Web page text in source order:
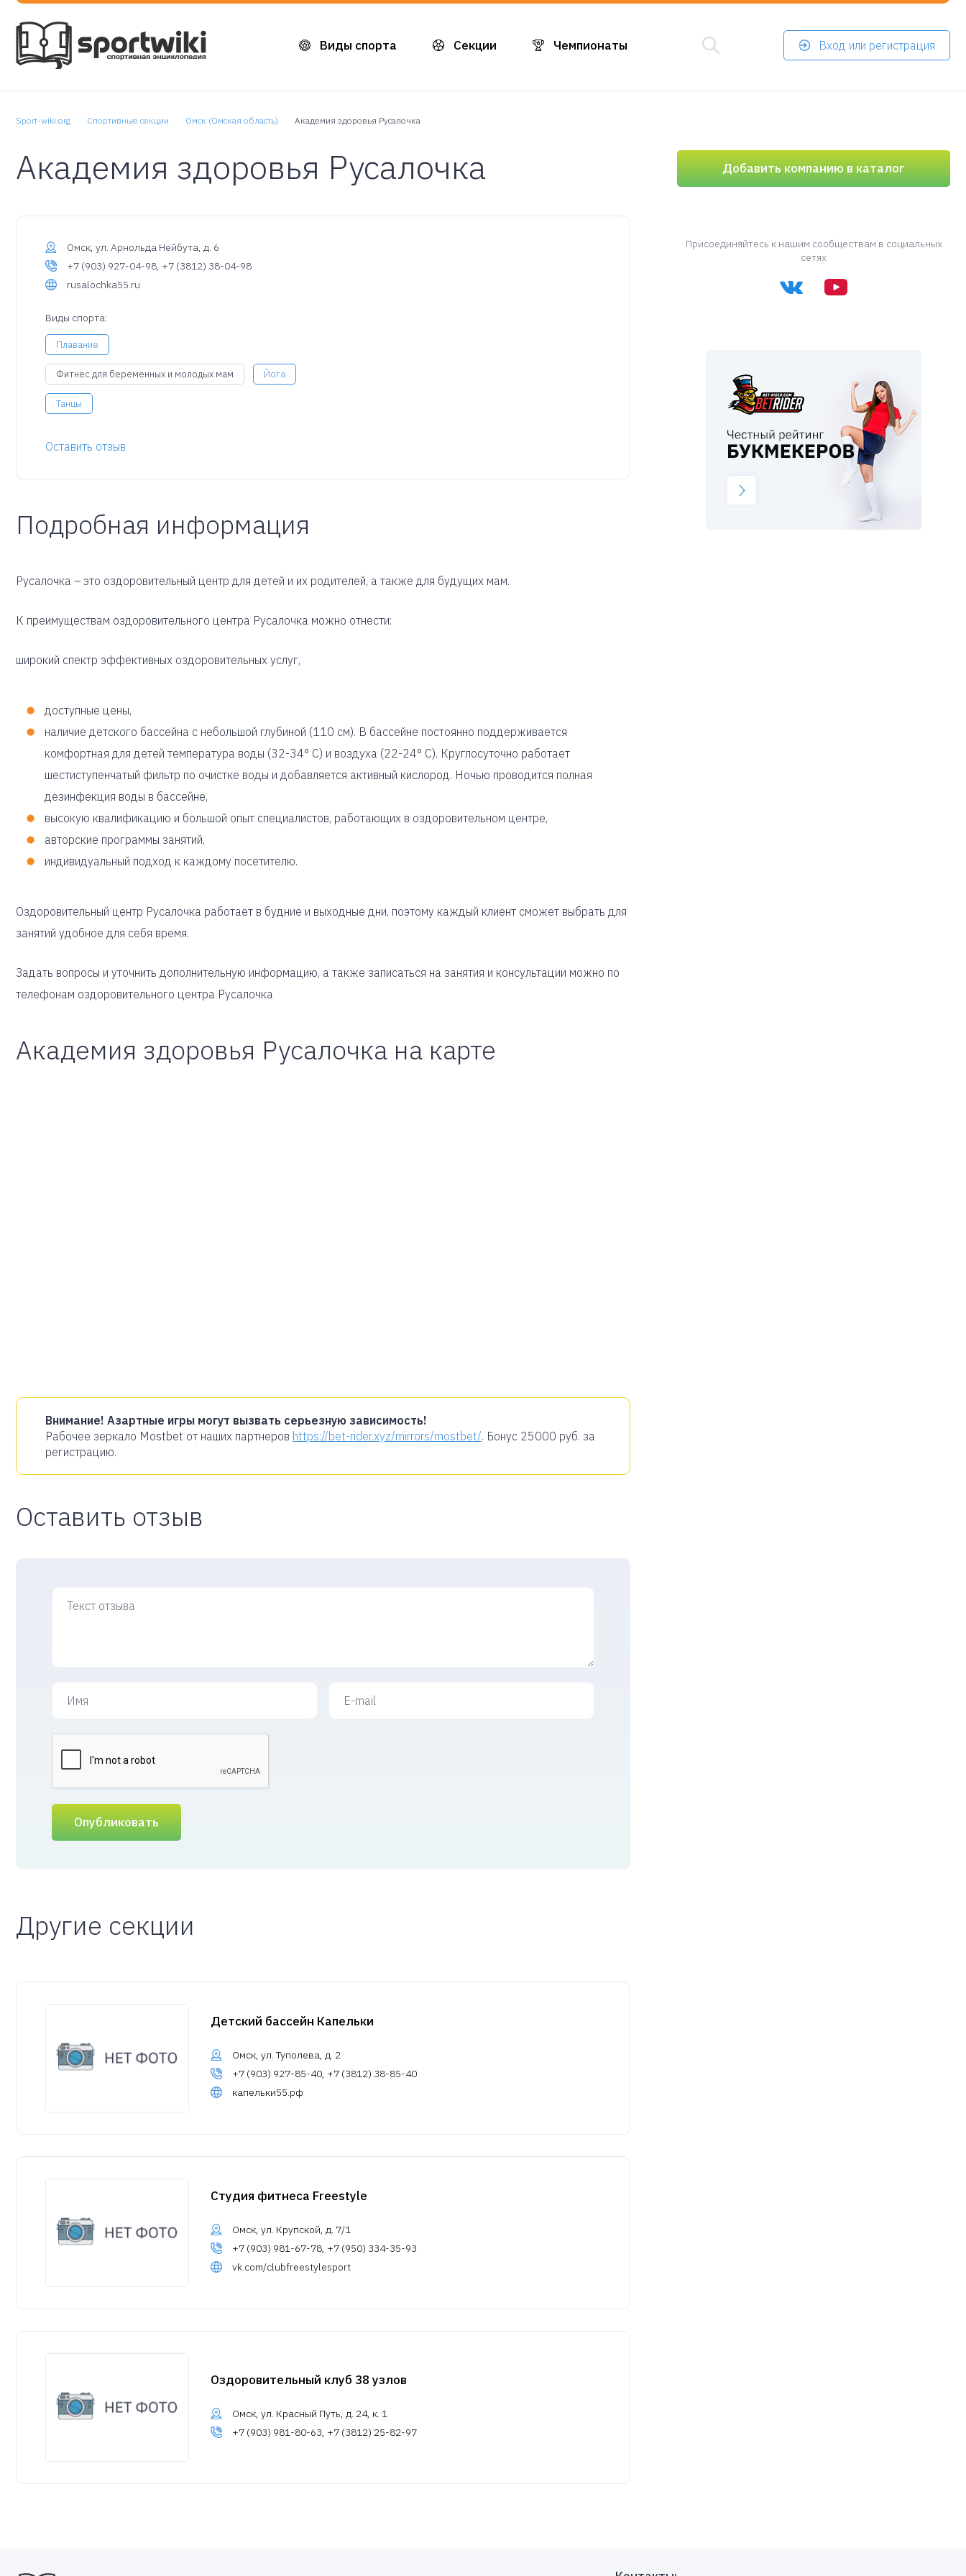
Виды спорта Секции Чемпионаты Вход или регистрация
Sport-wiki.org Спортивные секции Омск (Омская область) Академия здоровья Русалочка
Академия здоровья Русалочка
Омск, ул. Арнольда Нейбута, д. 6
+7 (903) 927-04-98, +7 (3812) 38-04-98
rusalochka55.ru
Виды спорта:
Плавание
Фитнес для беременных и молодых мам Йога
Танцы
Оставить отзыв
Подробная информация
Русалочка – это оздоровительный центр для детей и их родителей, а также для будущих мам.
К преимуществам оздоровительного центра Русалочка можно отнести:
широкий спектр эффективных оздоровительных услуг,
доступные цены,
наличие детского бассейна с небольшой глубиной (110 см). В бассейне постоянно поддерживается
комфортная для детей температура воды (32-34° С) и воздуха (22-24° С). Круглосуточно работает
шестиступенчатый фильтр по очистке воды и добавляется активный кислород. Ночью проводится полная
дезинфекция воды в бассейне,
высокую квалификацию и большой опыт специалистов, работающих в оздоровительном центре,
авторские программы занятий,
индивидуальный подход к каждому посетителю.
Оздоровительный центр Русалочка работает в будние и выходные дни, поэтому каждый клиент сможет выбрать для
занятий удобное для себя время.
Задать вопросы и уточнить дополнительную информацию, а также записаться на занятия и консультации можно по
телефонам оздоровительного центра Русалочка
Академия здоровья Русалочка на карте
Внимание! Азартные игры могут вызвать серьезную зависимость!
Рабочее зеркало Mostbet от наших партнеров https://bet-rider.xyz/mirrors/mostbet/. Бонус 25000 руб. за
регистрацию.
Оставить отзыв
Опубликовать
Другие секции
Детский бассейн Капельки
Омск, ул. Туполева, д. 2
+7 (903) 927-85-40, +7 (3812) 38-85-40
капельки55.рф
Студия фитнеса Freestyle
Омск, ул. Крупской, д. 7/1
+7 (903) 981-67-78, +7 (950) 334-35-93
vk.com/clubfreestylesport
Оздоровительный клуб 38 узлов
Омск, ул. Красный Путь, д. 24, к. 1
+7 (903) 981-80-63, +7 (3812) 25-82-97
Добавить компанию в каталог
Присоединяйтесь к нашим сообществам в социальных
сетях